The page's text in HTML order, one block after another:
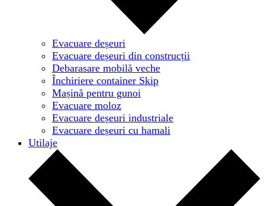
Evacuare deșeuri
Evacuare deșeuri din construcții
Debarasare mobilă veche
Închiriere container Skip
Mașină pentru gunoi
Evacuare moloz
Evacuare deșeuri industriale
Evacuare deșeuri cu hamali
Utilaje